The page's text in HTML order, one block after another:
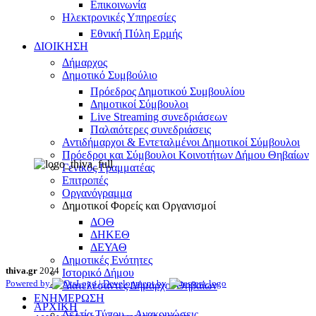
Επικοινωνία
Ηλεκτρονικές Υπηρεσίες
Εθνική Πύλη Ερμής
ΔΙΟΙΚΗΣΗ
Δήμαρχος
Δημοτικό Συμβούλιο
Πρόεδρος Δημοτικού Συμβουλίου
Δημοτικοί Σύμβουλοι
Live Streaming συνεδριάσεων
Παλαιότερες συνεδριάσεις
Αντιδήμαρχοι & Εντεταλμένοι Δημοτικοί Σύμβουλοι
Πρόεδροι και Σύμβουλοι Κοινοτήτων Δήμου Θηβαίων
Γενικός Γραμματέας
Επιτροπές
Οργανόγραμμα
Δημοτικοί Φορείς και Οργανισμοί
ΔΟΘ
ΔΗΚΕΘ
ΔΕΥΑΘ
Δημοτικές Ενότητες
Ιστορικό Δήμου
Διατελέσαντες Δήμαρχοι Θηβαίων
ΕΝΗΜΕΡΩΣΗ
thiva.gr 2024
Powered by
| Development by
ΑΡΧΙΚΗ